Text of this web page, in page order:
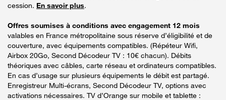
cession. En savoir plus.
Offres soumises à conditions avec engagement 12 mois
valables en France métropolitaine sous réserve d’éligibilité et de
couverture, avec équipements compatibles. (Répéteur Wifi,
Airbox 20Go, Second Décodeur TV : 10€ chacun). Débits
théoriques avec câbles, carte réseau et ordinateurs compatibles.
En cas d’usage sur plusieurs équipements le débit est partagé.
Enregistreur Multi-écrans, Second Décodeur TV, options avec
activations nécessaires. TV d’Orange sur mobile et tablette :